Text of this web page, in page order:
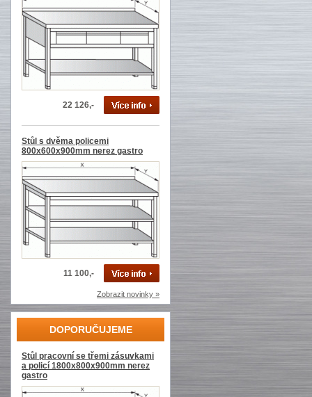
22 126,-
Stůl s dvěma policemi
800x600x900mm nerez gastro
11 100,-
Zobrazit novinky »
DOPORUČUJEME
Stůl pracovní se třemi zásuvkami
a policí 1800x800x900mm nerez
gastro